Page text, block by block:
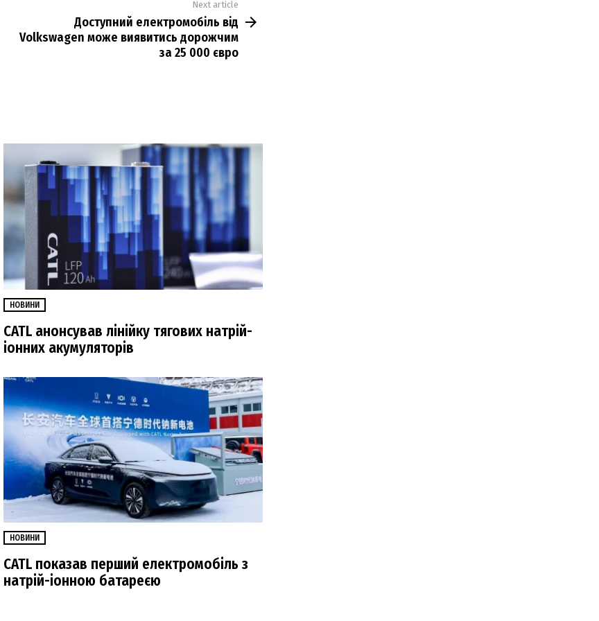
Next article
Доступний електромобіль від
Volkswagen може виявитись дорожчим
за 25 000 євро
НОВИНИ
CATL анонсував лінійку тягових натрій-
іонних акумуляторів
НОВИНИ
CATL показав перший електромобіль з
натрій-іонною батареєю